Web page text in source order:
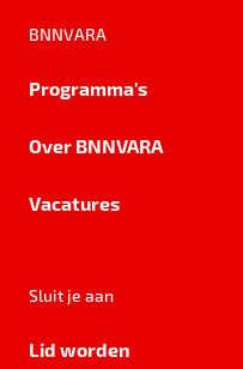
BNNVARA
Programma's
Over BNNVARA
Vacatures
Sluit je aan
Lid worden